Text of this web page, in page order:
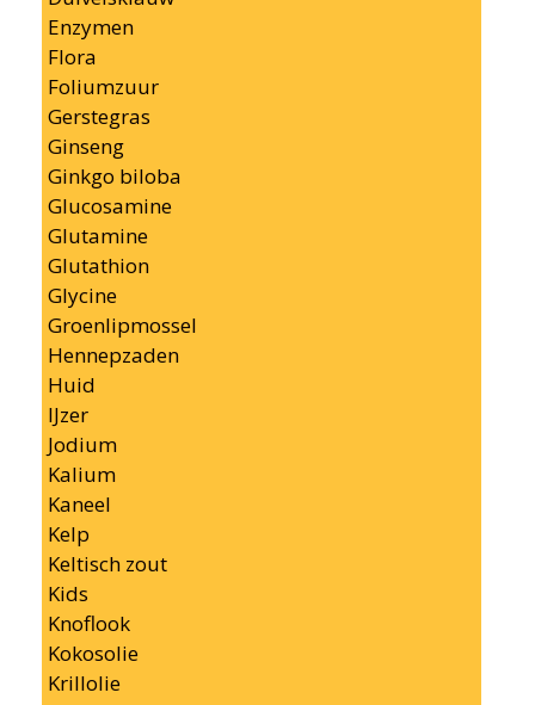
Enzymen
Flora
Foliumzuur
Gerstegras
Ginseng
Ginkgo biloba
Glucosamine
Glutamine
Glutathion
Glycine
Groenlipmossel
Hennepzaden
Huid
IJzer
Jodium
Kalium
Kaneel
Kelp
Keltisch zout
Kids
Knoflook
Kokosolie
Krillolie